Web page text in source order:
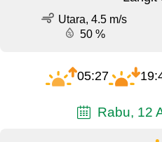
Utara, 4.5 m/s
50 %
05:27
Rabu, 12